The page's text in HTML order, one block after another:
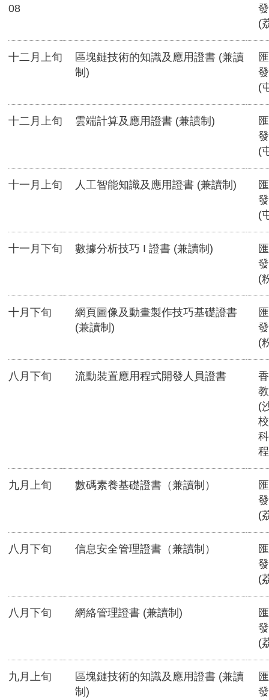
08
(
十二月上旬
區塊鏈技術的知識及應用證書 (兼讀
制)
(
十二月上旬 雲端計算及應用證書 (兼讀制)
(
十一月上旬 人工智能知識及應用證書 (兼讀制)
(
十一月下旬 數據分析技巧 I 證書 (兼讀制)
(
十月下旬
網頁圖像及動畫製作技巧基礎證書
(兼讀制)
(
八月下旬 流動裝置應用程式開發人員證書
(
九月上旬 數碼素養基礎證書（兼讀制）
(
八月下旬 信息安全管理證書（兼讀制）
(
八月下旬 網絡管理證書 (兼讀制)
(
九月上旬
區塊鏈技術的知識及應用證書 (兼讀
制)